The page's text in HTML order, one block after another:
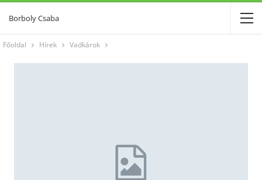
Borboly Csaba
Főoldal Hírek Vadkárok